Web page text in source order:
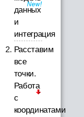
данных
и
интеграция
Расставим
все
точки.
Работа
с
координатами